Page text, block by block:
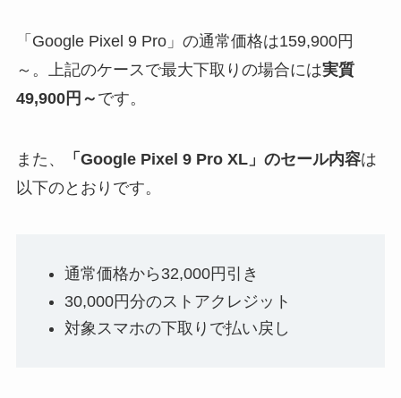
「Google Pixel 9 Pro」の通常価格は159,900円
～。上記のケースで最大下取りの場合には実質
49,900円～ です。
また、 「Google Pixel 9 Pro XL」のセール内容は
以下のとおりです。
通常価格から32,000円引き
30,000円分のストアクレジット
対象スマホの下取りで払い戻し